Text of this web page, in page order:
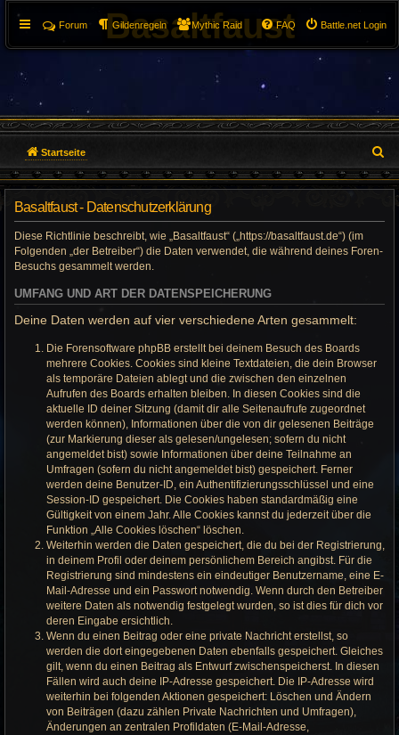
Basaltfaust Battle.net Login
FAQ
Forum Gildenregeln Mythic Raid
Startseite
u
Basaltfaust - Datenschutzerklärung
Diese Richtlinie beschreibt, wie „Basaltfaust“ („https://basaltfaust.de“) (im
Folgenden „der Betreiber“) die Daten verwendet, die während deines Foren-
Besuchs gesammelt werden.
UMFANG UND ART DER DATENSPEICHERUNG
Deine Daten werden auf vier verschiedene Arten gesammelt:
Die Forensoftware phpBB erstellt bei deinem Besuch des Boards
mehrere Cookies. Cookies sind kleine Textdateien, die dein Browser
als temporäre Dateien ablegt und die zwischen den einzelnen
Aufrufen des Boards erhalten bleiben. In diesen Cookies sind die
aktuelle ID deiner Sitzung (damit dir alle Seitenaufrufe zugeordnet
werden können), Informationen über die von dir gelesenen Beiträge
(zur Markierung dieser als gelesen/ungelesen; sofern du nicht
angemeldet bist) sowie Informationen über deine Teilnahme an
Umfragen (sofern du nicht angemeldet bist) gespeichert. Ferner
werden deine Benutzer-ID, ein Authentifizierungsschlüssel und eine
Session-ID gespeichert. Die Cookies haben standardmäßig eine
Gültigkeit von einem Jahr. Alle Cookies kannst du jederzeit über die
Funktion „Alle Cookies löschen“ löschen.
Weiterhin werden die Daten gespeichert, die du bei der Registrierung,
in deinem Profil oder deinem persönlichem Bereich angibst. Für die
Registrierung sind mindestens ein eindeutiger Benutzername, eine E-
Mail-Adresse und ein Passwort notwendig. Wenn durch den Betreiber
weitere Daten als notwendig festgelegt wurden, so ist dies für dich vor
deren Eingabe ersichtlich.
Wenn du einen Beitrag oder eine private Nachricht erstellst, so
werden die dort eingegebenen Daten ebenfalls gespeichert. Gleiches
gilt, wenn du einen Beitrag als Entwurf zwischenspeicherst. In diesen
Fällen wird auch deine IP-Adresse gespeichert. Die IP-Adresse wird
weiterhin bei folgenden Aktionen gespeichert: Löschen und Ändern
von Beiträgen (dazu zählen Private Nachrichten und Umfragen),
Änderungen an zentralen Profildaten (E-Mail-Adresse,